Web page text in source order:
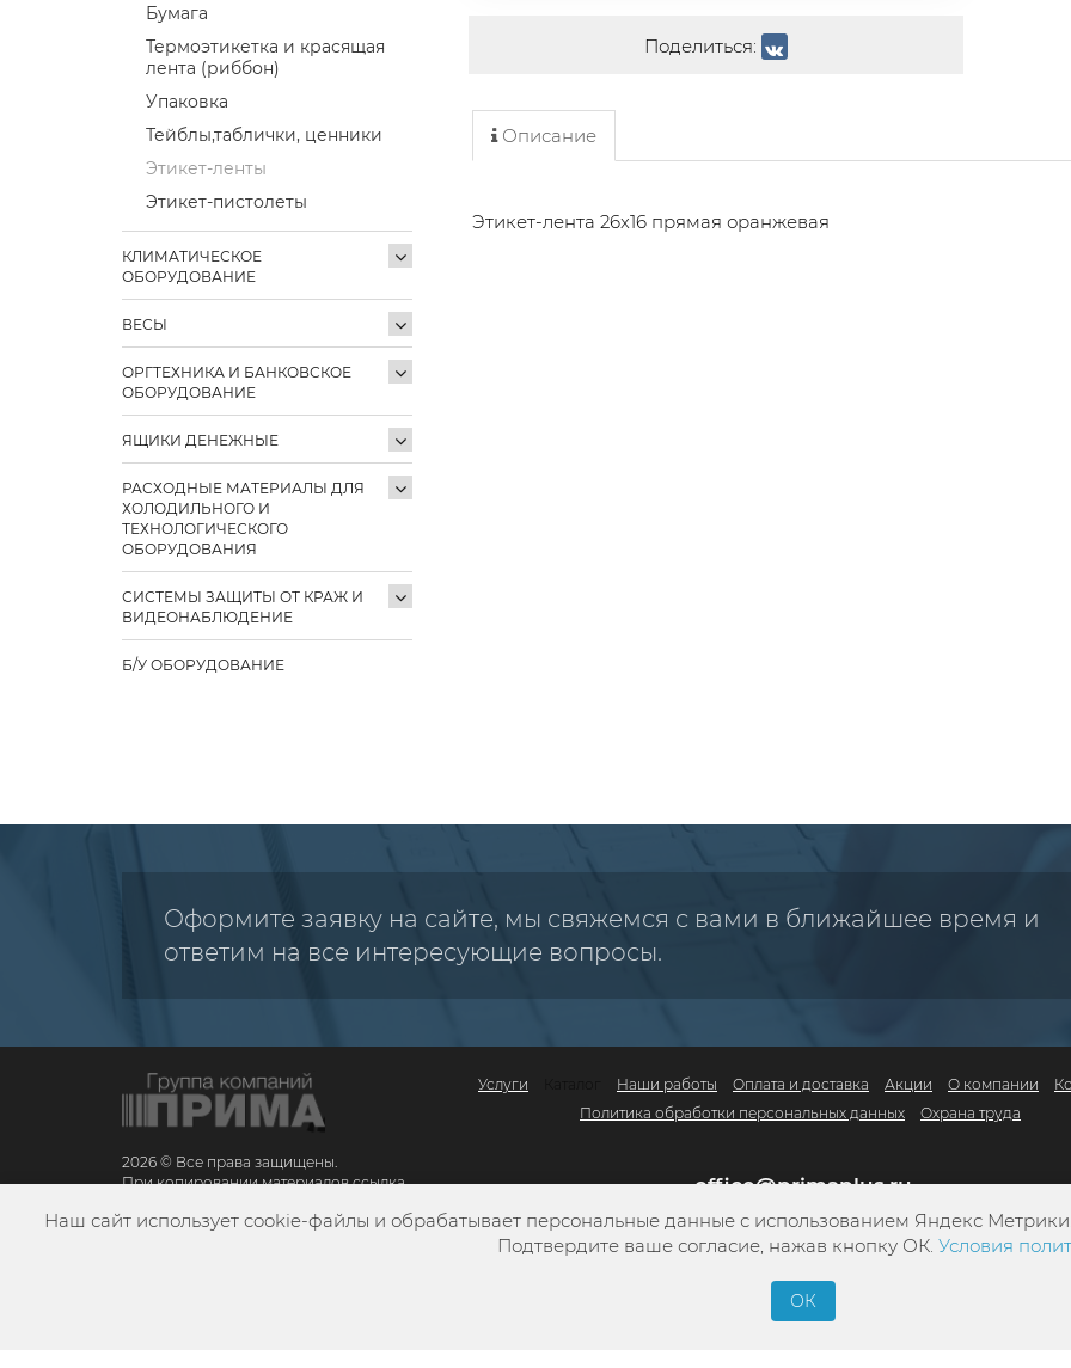
Бумага
Термоэтикетка и красящая
лента (риббон)
Упаковка
Тейблы,таблички, ценники
Этикет-ленты
Этикет-пистолеты
КЛИМАТИЧЕСКОЕ
ОБОРУДОВАНИЕ
ВЕСЫ
ОРГТЕХНИКА И БАНКОВСКОЕ
ОБОРУДОВАНИЕ
ЯЩИКИ ДЕНЕЖНЫЕ
РАСХОДНЫЕ МАТЕРИАЛЫ ДЛЯ
ХОЛОДИЛЬНОГО И
ТЕХНОЛОГИЧЕСКОГО
ОБОРУДОВАНИЯ
СИСТЕМЫ ЗАЩИТЫ ОТ КРАЖ И
ВИДЕОНАБЛЮДЕНИЕ
Б/У ОБОРУДОВАНИЕ
Поделиться:
Описание
Этикет-лента 26x16 прямая оранжевая
Оформите заявку на сайте, мы свяжемся с вами в ближайшее время и
ответим на все интересующие вопросы.
2026 © Все права защищены.
При копировании материалов ссылка
Карта сайта
Услуги Наши работы Оплата и доставка Акции О компании
Политика обработки персональных данных
Охрана труда
office@primaplus.ru
+7 (800) 302-10-42
+7 (4822) 34-13-05
Заказать обратный звонок
Наш сайт использует cookie-файлы и обрабатывает персональные данные с использованием Яндекс
Подтвердите ваше согласие, нажав кнопку ОК. Условия
ОК